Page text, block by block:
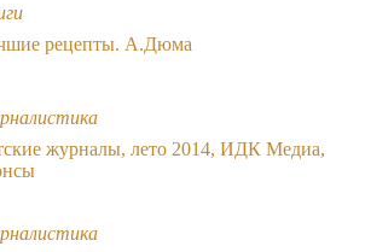
рецепты. А.Дюма
журналы, лето 2014, ИДК Медиа,